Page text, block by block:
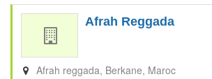
Afrah Reggada
Afrah reggada Berkane Maroc